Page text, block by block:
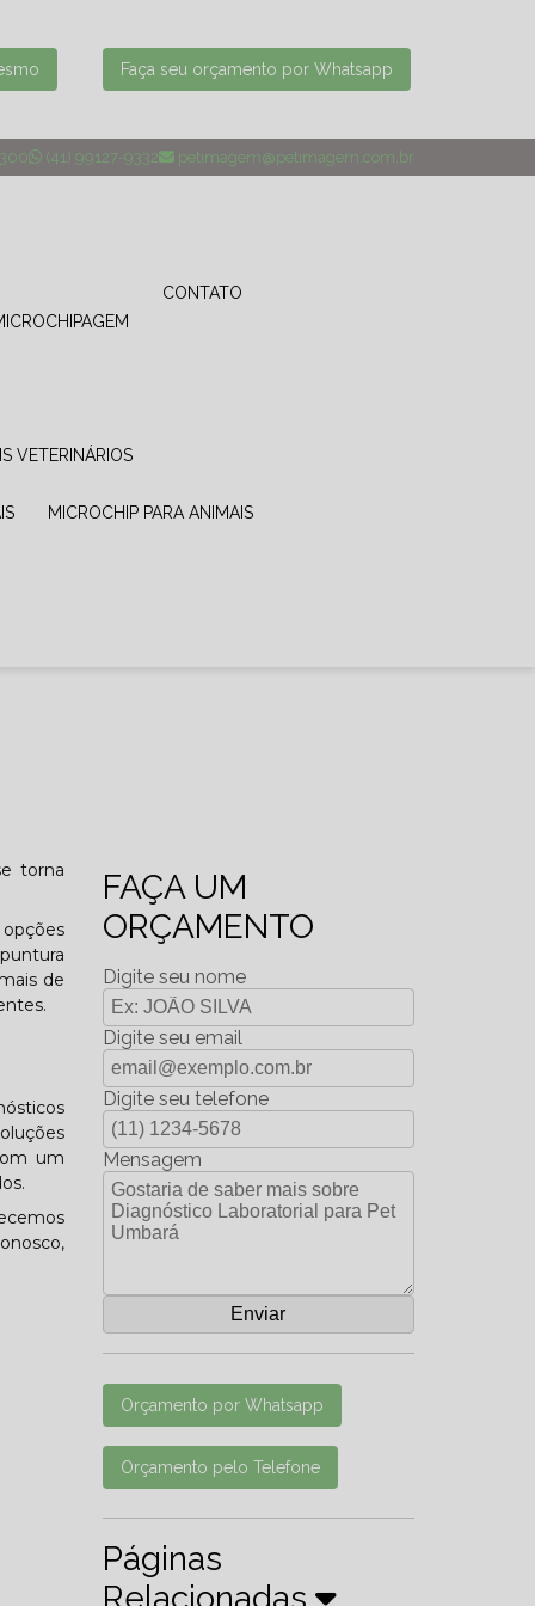
Faça seu orçamento por Whatsapp
(41) 99127-9332 petimagem@petimagem.com.br
MICROCHIPAGEM
CONTATO
VETERINÁRIOS
MICROCHIP PARA ANIMAIS
torna
de
um
FAÇA UM
ORÇAMENTO
Digite seu nome
Digite seu email
Digite seu telefone
Mensagem
Orçamento por Whatsapp
Orçamento pelo Telefone
Páginas